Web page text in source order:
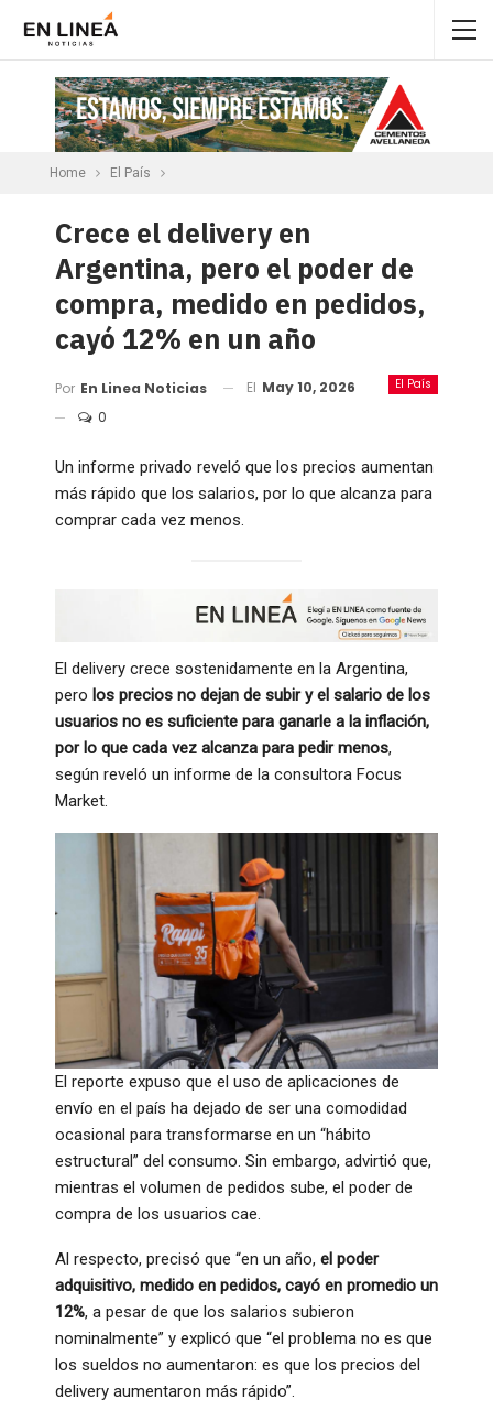
Home El País
Crece el delivery en
Argentina, pero el poder de
compra, medido en pedidos,
cayó 12% en un año
El País
Por En Linea Noticias El May 10, 2026
0
Un informe privado reveló que los precios aumentan
más rápido que los salarios, por lo que alcanza para
comprar cada vez menos.
El delivery crece sostenidamente en la Argentina,
pero los precios no dejan de subir y el salario de los
usuarios no es suficiente para ganarle a la inflación,
por lo que cada vez alcanza para pedir menos,
según reveló un informe de la consultora Focus
Market.
El reporte expuso que el uso de aplicaciones de
envío en el país ha dejado de ser una comodidad
ocasional para transformarse en un “hábito
estructural” del consumo. Sin embargo, advirtió que,
mientras el volumen de pedidos sube, el poder de
compra de los usuarios cae.
Al respecto, precisó que “en un año, el poder
adquisitivo, medido en pedidos, cayó en promedio un
12%, a pesar de que los salarios subieron
nominalmente” y explicó que “el problema no es que
los sueldos no aumentaron: es que los precios del
delivery aumentaron más rápido”.